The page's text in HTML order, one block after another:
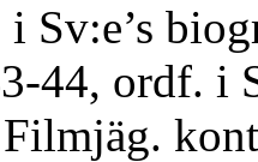
Sv:e’s
44, ordf. i